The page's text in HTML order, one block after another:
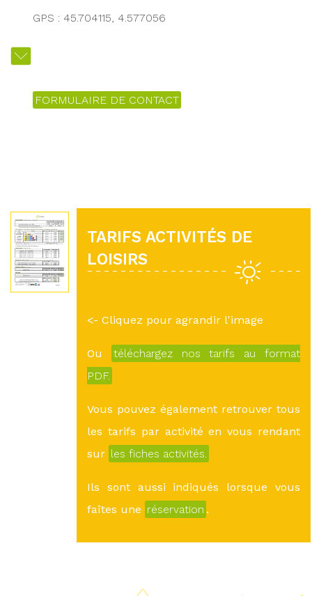
GPS : 45.704115, 4.577056
FORMULAIRE DE CONTACT
TARIFS ACTIVITÉS DE
LOISIRS
<- Cliquez pour agrandir l'image
Ou
téléchargez nos tarifs au format
PDF.
Vous pouvez également retrouver tous
les tarifs par activité en vous rendant
sur les fiches activités.
Ils sont aussi indiqués lorsque vous
faîtes une réservation .